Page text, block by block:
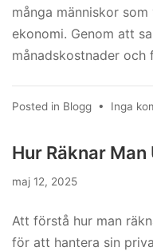
många människor
ekonomi. Genom att
månadskostnader och
Posted in Blogg • Inga
Hur Räknar Man
maj 12, 2025
Att förstå hur man
för att hantera sin